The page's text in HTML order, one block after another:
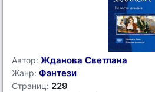
Автор: Жданова Светлана
Жанр: Фэнтези
Страниц: 229